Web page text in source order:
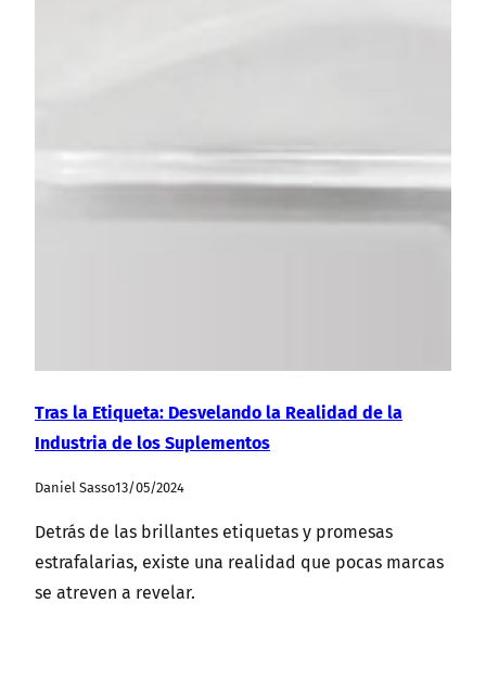
Tras la Etiqueta: Desvelando la Realidad de la
Industria de los Suplementos
Daniel Sasso13/05/2024
Detrás de las brillantes etiquetas y promesas
estrafalarias, existe una realidad que pocas marcas
se atreven a revelar.